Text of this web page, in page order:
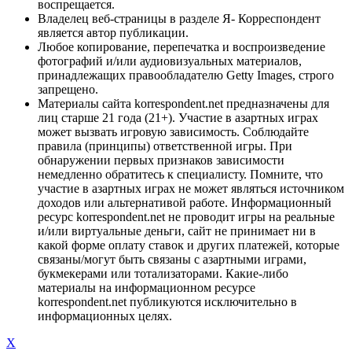
воспрещается.
Владелец веб-страницы в разделе Я- Корреспондент
является автор публикации.
Любое копирование, перепечатка и воспроизведение
фотографий и/или аудиовизуальных материалов,
принадлежащих правообладателю Getty Images, строго
запрещено.
Материалы сайта korrespondent.net предназначены для
лиц старше 21 года (21+). Участие в азартных играх
может вызвать игровую зависимость. Соблюдайте
правила (принципы) ответственной игры. При
обнаружении первых признаков зависимости
немедленно обратитесь к специалисту. Помните, что
участие в азартных играх не может являться источником
доходов или альтернативой работе. Информационный
ресурс korrespondent.net не проводит игры на реальные
и/или виртуальные деньги, сайт не принимает ни в
какой форме оплату ставок и других платежей, которые
связаны/могут быть связаны с азартными играми,
букмекерами или тотализаторами. Какие-либо
материалы на информационном ресурсе
korrespondent.net публикуются исключительно в
информационных целях.
X